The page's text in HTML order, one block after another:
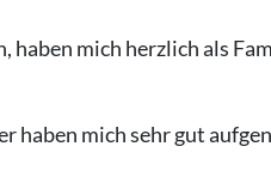
haben mich herzlich als
haben mich sehr gut